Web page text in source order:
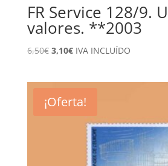
FR Service 128/9.
valores. **2003
6,50€ El
6,50€.
3,10€El
3,10€.
IVA INCLUÍDO
¡Oferta!